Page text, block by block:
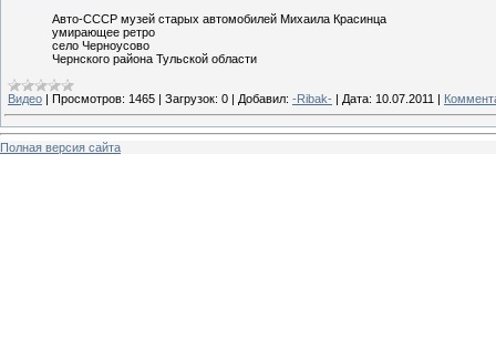
Авто-CCCР музей старых автомобилей Михаила Красинца
умирающее ретро
село Черноусово
Чернского района Тульской области
Видео | Просмотров: 1465 | Загрузок: 0 | Добавил: -Ribak- | Дата: 10.07.2011 |
Полная версия сайта